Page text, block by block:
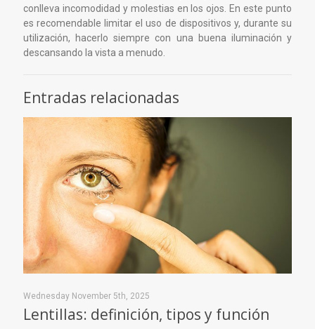
conlleva incomodidad y molestias en los ojos. En este punto
es recomendable limitar el uso de dispositivos y, durante su
utilización, hacerlo siempre con una buena iluminación y
descansando la vista a menudo.
Entradas relacionadas
Wednesday November 5th, 2025
Lentillas: definición, tipos y función